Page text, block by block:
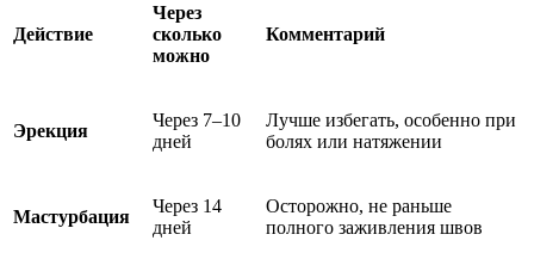
Действие
Через
сколько
можно
Комментарий
Эрекция
Через 7–10
дней
Лучше избегать, особенно при
болях или натяжении
Мастурбация
Через 14
дней
Осторожно, не раньше
полного заживления швов